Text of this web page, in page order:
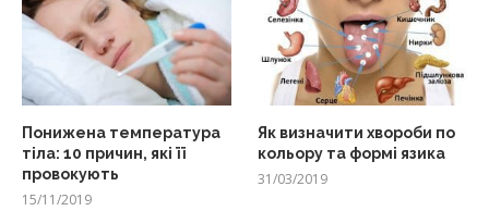
Понижена температура
тіла: 10 причин, які її
провокують
15/11/2019
Як визначити хвороби по
кольору та формі язика
31/03/2019